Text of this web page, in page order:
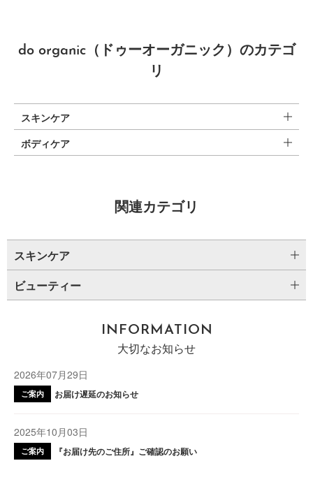
do organic（ドゥーオーガニック）のカテゴ
リ
スキンケア
ボディケア
関連カテゴリ
スキンケア
ビューティー
INFORMATION
大切なお知らせ
2026年07月29日
ご案内 お届け遅延のお知らせ
2025年10月03日
ご案内 『お届け先のご住所』ご確認のお願い